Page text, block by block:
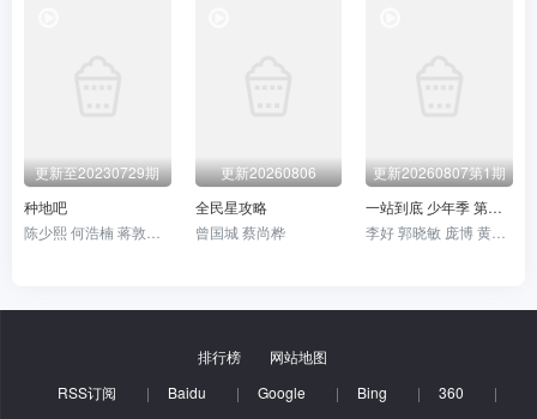
20250112 20250126 20250202
20250209 20250216 20250223
20250504 20250511 20250518
更新至20230729期
种地吧
陈少熙 何浩楠 蒋敦豪 李耕耘 李昊 鹭卓 王一珩 赵小童 卓沅 赵一博
更新20260806
全民星攻略
曾国城 蔡尚桦
更新20260807第1期
一站到底 少年季 第二季
李好 郭晓敏 庞博 黄圣依 张雨绮 伊能静 李雪琴 陈铭 王昱珩
排行榜
网站地图
RSS订阅
| Baidu | Google | Bing | 360
|